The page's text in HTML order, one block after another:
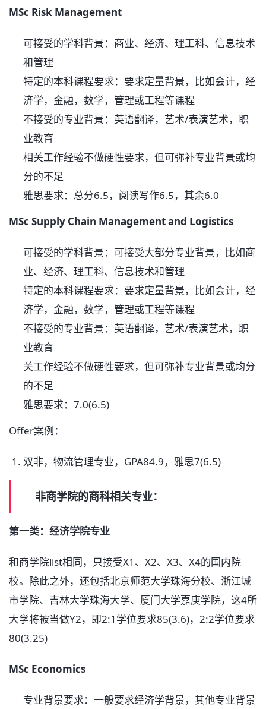
MSc Risk Management
可接受的学科背景：商业、经济、理工科、信息技术
和管理
特定的本科课程要求：要求定量背景，比如会计，经
济学，金融，数学，管理或工程等课程
不接受的专业背景：英语翻译，艺术/表演艺术，职
业教育
相关工作经验不做硬性要求，但可弥补专业背景或均
分的不足
雅思要求：总分6.5，阅读写作6.5，其余6.0
MSc Supply Chain Management and Logistics
可接受的学科背景：可接受大部分专业背景，比如商
业、经济、理工科、信息技术和管理
特定的本科课程要求：要求定量背景，比如会计，经
济学，金融，数学，管理或工程等课程
不接受的专业背景：英语翻译，艺术/表演艺术，职
业教育
关工作经验不做硬性要求，但可弥补专业背景或均分
的不足
雅思要求：7.0(6.5)
Offer案例：
双非，物流管理专业，GPA84.9，雅思7(6.5)
非商学院的商科相关专业：
第一类：经济学院专业
和商学院list相同，只接受X1、X2、X3、X4的国内院
校。除此之外，还包括北京师范大学珠海分校、浙江城
市学院、吉林大学珠海大学、厦门大学嘉庚学院，这4所
大学将被当做Y2，即2:1学位要求85(3.6)，2:2学位要求
80(3.25)
MSc Economics
专业背景要求：一般要求经济学背景，其他专业背景